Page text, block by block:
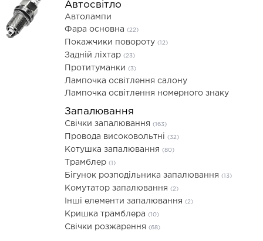
Автосвітло
Автолампи
Фара основна (22)
Покажчики повороту (12)
Задній ліхтар (23)
Протитуманки (3)
Лампочка освітлення салону
Лампочка освітлення номерного знаку
Запалювання
Свічки запалювання (163)
Провода високовольтні (32)
Котушка запалювання (80)
Трамблер (1)
Бігунок розподільника запалювання (13)
Комутатор запалювання (2)
Інші елементи запалювання (2)
Кришка трамблера (10)
Свічки розжарення (68)